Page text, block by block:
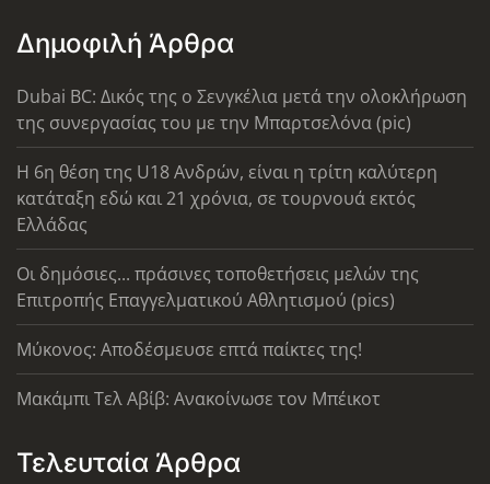
Δημοφιλή Άρθρα
Dubai BC: Δικός της ο Σενγκέλια μετά την ολοκλήρωση
της συνεργασίας του με την Μπαρτσελόνα (pic)
Η 6η θέση της U18 Ανδρών, είναι η τρίτη καλύτερη
κατάταξη εδώ και 21 χρόνια, σε τουρνουά εκτός
Ελλάδας
Οι δημόσιες... πράσινες τοποθετήσεις μελών της
Επιτροπής Επαγγελματικού Αθλητισμού (pics)
Μύκονος: Αποδέσμευσε επτά παίκτες της!
Μακάμπι Τελ Αβίβ: Ανακοίνωσε τον Μπέικοτ
Τελευταία Άρθρα